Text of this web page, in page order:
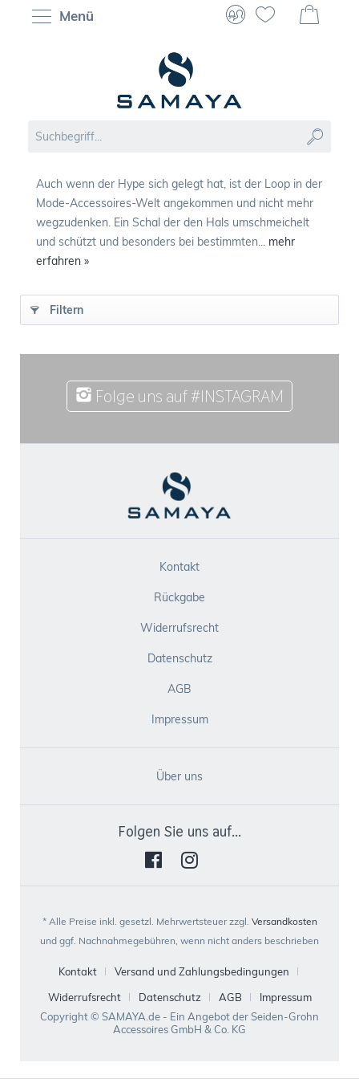
Menü
Auch wenn der Hype sich gelegt hat, ist der Loop in der
Mode-Accessoires-Welt angekommen und nicht mehr
wegzudenken. Ein Schal der den Hals umschmeichelt
und schützt und besonders bei bestimmten... mehr
erfahren »
Filtern
Folge uns auf #INSTAGRAM
Kontakt
Rückgabe
Widerrufsrecht
Datenschutz
AGB
Impressum
Über uns
Folgen Sie uns auf...
* Alle Preise inkl. gesetzl. Mehrwertsteuer zzgl. Versandkosten
und ggf. Nachnahmegebühren, wenn nicht anders beschrieben
Kontakt
Versand und Zahlungsbedingungen
Widerrufsrecht
Datenschutz AGB
Impressum
Copyright © SAMAYA.de - Ein Angebot der Seiden-Grohn
Accessoires GmbH & Co. KG